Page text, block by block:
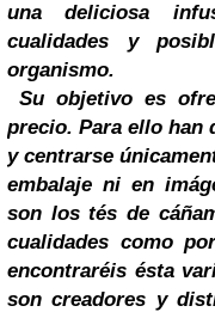
una deliciosa
cualidades y
organismo.
Su objetivo es
precio. Para ello han
y centrarse
embalaje ni en
son los tés de
cualidades como
encontraréis ésta
son creadores y